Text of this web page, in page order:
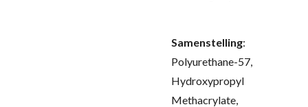
Samenstelling:
Polyurethane-57,
Hydroxypropyl
Methacrylate,